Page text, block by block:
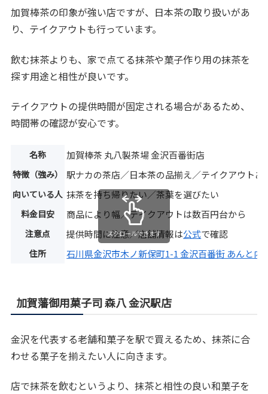
加賀棒茶の印象が強い店ですが、日本茶の取り扱いがあ
り、テイクアウトも行っています。
飲む抹茶よりも、家で点てる抹茶や菓子作り用の抹茶を
探す用途と相性が良いです。
テイクアウトの提供時間が固定される場合があるため、
時間帯の確認が安心です。
名称 加賀棒茶 丸八製茶場 金沢百番街店
特徴（強み） 駅ナカの茶店／日本茶の品揃え／テイクアウトあ
向いている人 抹茶を持ち帰りたい／茶葉を選びたい
料金目安 商品により幅／テイクアウトは数百円台から
注意点 提供時間に注意／店舗情報は公式で確認
住所 石川県金沢市木ノ新保町1-1 金沢百番街 あんと内
スクロールできます
加賀藩御用菓子司 森八 金沢駅店
金沢を代表する老舗和菓子を駅で買えるため、抹茶に合
わせる菓子を揃えたい人に向きます。
店で抹茶を飲むというより、抹茶と相性の良い和菓子を